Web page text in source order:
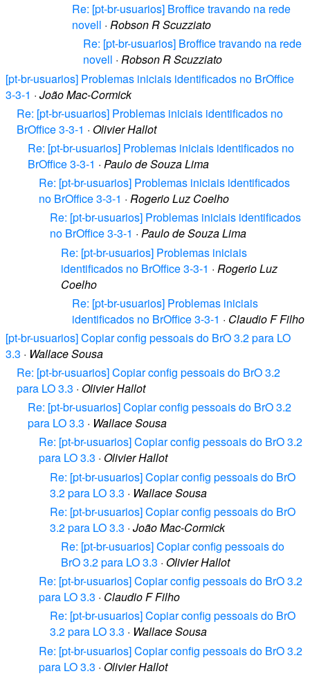
Re: [pt-br-usuarios] Broffice travando na rede
novell · Robson R Scuzziato
Re: [pt-br-usuarios] Broffice travando na rede
novell · Robson R Scuzziato
[pt-br-usuarios] Problemas iniciais identificados no BrOffice
3-3-1 · João Mac-Cormick
Re: [pt-br-usuarios] Problemas iniciais identificados no
BrOffice 3-3-1 · Olivier Hallot
Re: [pt-br-usuarios] Problemas iniciais identificados no
BrOffice 3-3-1 · Paulo de Souza Lima
Re: [pt-br-usuarios] Problemas iniciais identificados
no BrOffice 3-3-1 · Rogerio Luz Coelho
Re: [pt-br-usuarios] Problemas iniciais identificados
no BrOffice 3-3-1 · Paulo de Souza Lima
Re: [pt-br-usuarios] Problemas iniciais
identificados no BrOffice 3-3-1 · Rogerio Luz
Coelho
Re: [pt-br-usuarios] Problemas iniciais
identificados no BrOffice 3-3-1 · Claudio F Filho
[pt-br-usuarios] Copiar config pessoais do BrO 3.2 para LO
3.3 · Wallace Sousa
Re: [pt-br-usuarios] Copiar config pessoais do BrO 3.2
para LO 3.3 · Olivier Hallot
Re: [pt-br-usuarios] Copiar config pessoais do BrO 3.2
para LO 3.3 · Wallace Sousa
Re: [pt-br-usuarios] Copiar config pessoais do BrO 3.2
para LO 3.3 · Olivier Hallot
Re: [pt-br-usuarios] Copiar config pessoais do BrO
3.2 para LO 3.3 · Wallace Sousa
Re: [pt-br-usuarios] Copiar config pessoais do BrO
3.2 para LO 3.3 · João Mac-Cormick
Re: [pt-br-usuarios] Copiar config pessoais do
BrO 3.2 para LO 3.3 · Olivier Hallot
Re: [pt-br-usuarios] Copiar config pessoais do BrO 3.2
para LO 3.3 · Claudio F Filho
Re: [pt-br-usuarios] Copiar config pessoais do BrO
3.2 para LO 3.3 · Wallace Sousa
Re: [pt-br-usuarios] Copiar config pessoais do BrO 3.2
para LO 3.3 · Olivier Hallot